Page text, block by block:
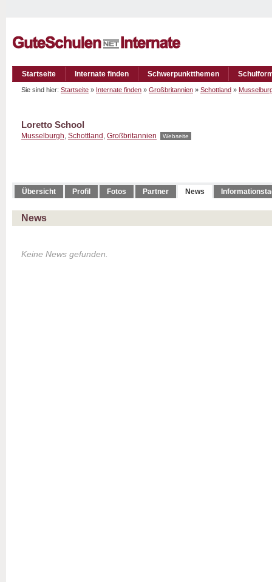
Startseite Internate finden Schwerpunktthemen
Sie sind hier: Startseite » Internate finden » Großbritannien » Schottland »
Loretto School
Musselburgh, Schottland , Großbritannien Webseite
Übersicht Profil Fotos Partner News
News
Keine News gefunden.